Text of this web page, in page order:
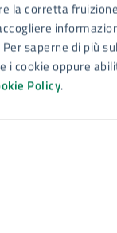
la corretta
saperne di più
i cookie oppure
Policy.
informazioni (da 1 a 5
di stelle per
5 stelle su 5
stelle su 5
su 5
5
frequenti